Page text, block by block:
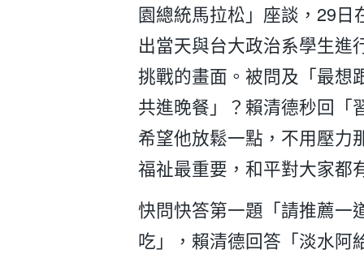
園總統馬拉松」座談，29日
出當天與台大政治系學生進
挑戰的畫面。被問及「最想
共進晚餐」？賴清德秒回「
希望他放鬆一點，不用壓力
福祉最重要，和平對大家都
快問快答第一題「請推薦一
吃」，賴清德回答「淡水阿